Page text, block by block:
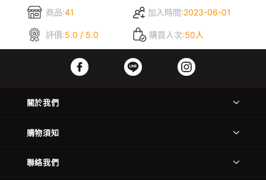
商品:41 加入時間:2023-06-01
評價:5.0 / 5.0 購買人次:50人
關於我們
購物須知
聯絡我們